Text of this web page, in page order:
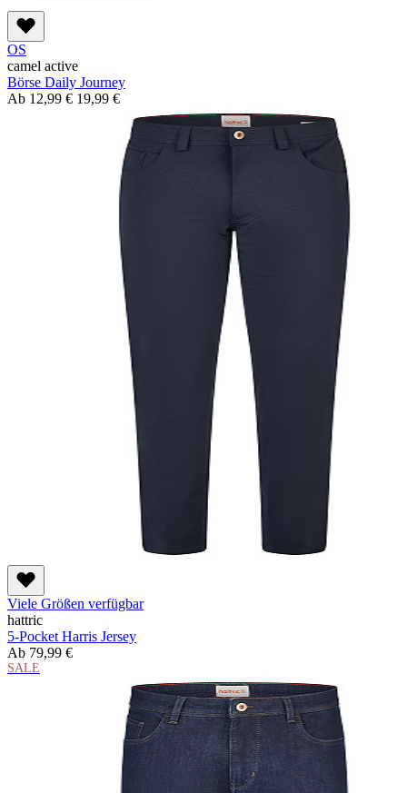
OS
camel active
Börse Daily Journey
Ab 12,99 € 19,99 €
Viele Größen verfügbar
hattric
5-Pocket Harris Jersey
Ab 79,99 €
SALE